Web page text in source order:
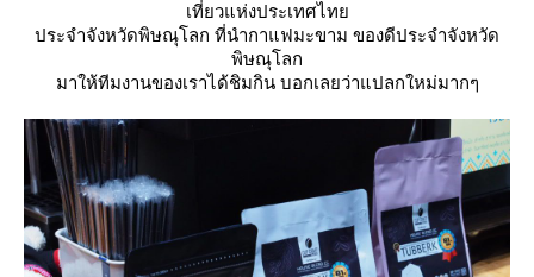
เที่ยวแห่งประเทศไท
ประจำจังหวัดพิษณุโลก ที่นำกาแฟมะขาม ของดีประจำจังหวัด
พิษณุโลก
มาให้ทีมงานของเราได้ชิมกิน บอกเลยว่าแปลกใหม่มากๆ